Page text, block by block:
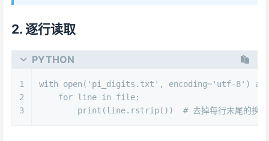
2. 逐行读取
PYTHON
1
2
3
with open ( 'pi_digits.txt' , encoding='utf-8' ) as
for line in file:
print (line.rstrip()) # 去掉每行末尾的换